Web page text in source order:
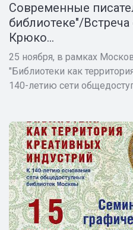
Современные
библиотеке"/
Крюко...
25 ноября, в рамках
"Библиотеки как
140-летию сети